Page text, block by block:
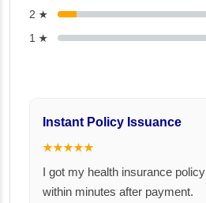
2 ★
1 ★
Instant Policy Issuance
★★★★★
I got my health insurance policy
within minutes after payment.